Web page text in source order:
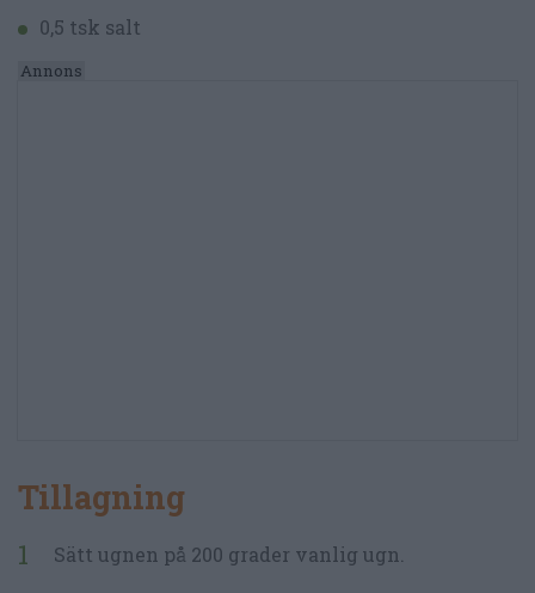
0,5 tsk salt
Tillagning
Sätt ugnen på 200 grader vanlig ugn.